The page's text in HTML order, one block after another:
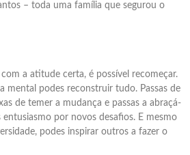
– toda uma família que segurou o
a atitude certa, é possível recomeçar.
mental podes reconstruir tudo. Passas de
de temer a mudança e passas a abraçá-
entusiasmo por novos desafios. E mesmo
podes inspirar outros a fazer o